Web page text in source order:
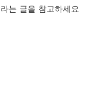
라는 글을 참고하세요